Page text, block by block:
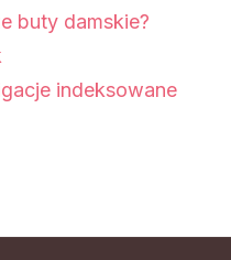
buty damskie?
indeksowane